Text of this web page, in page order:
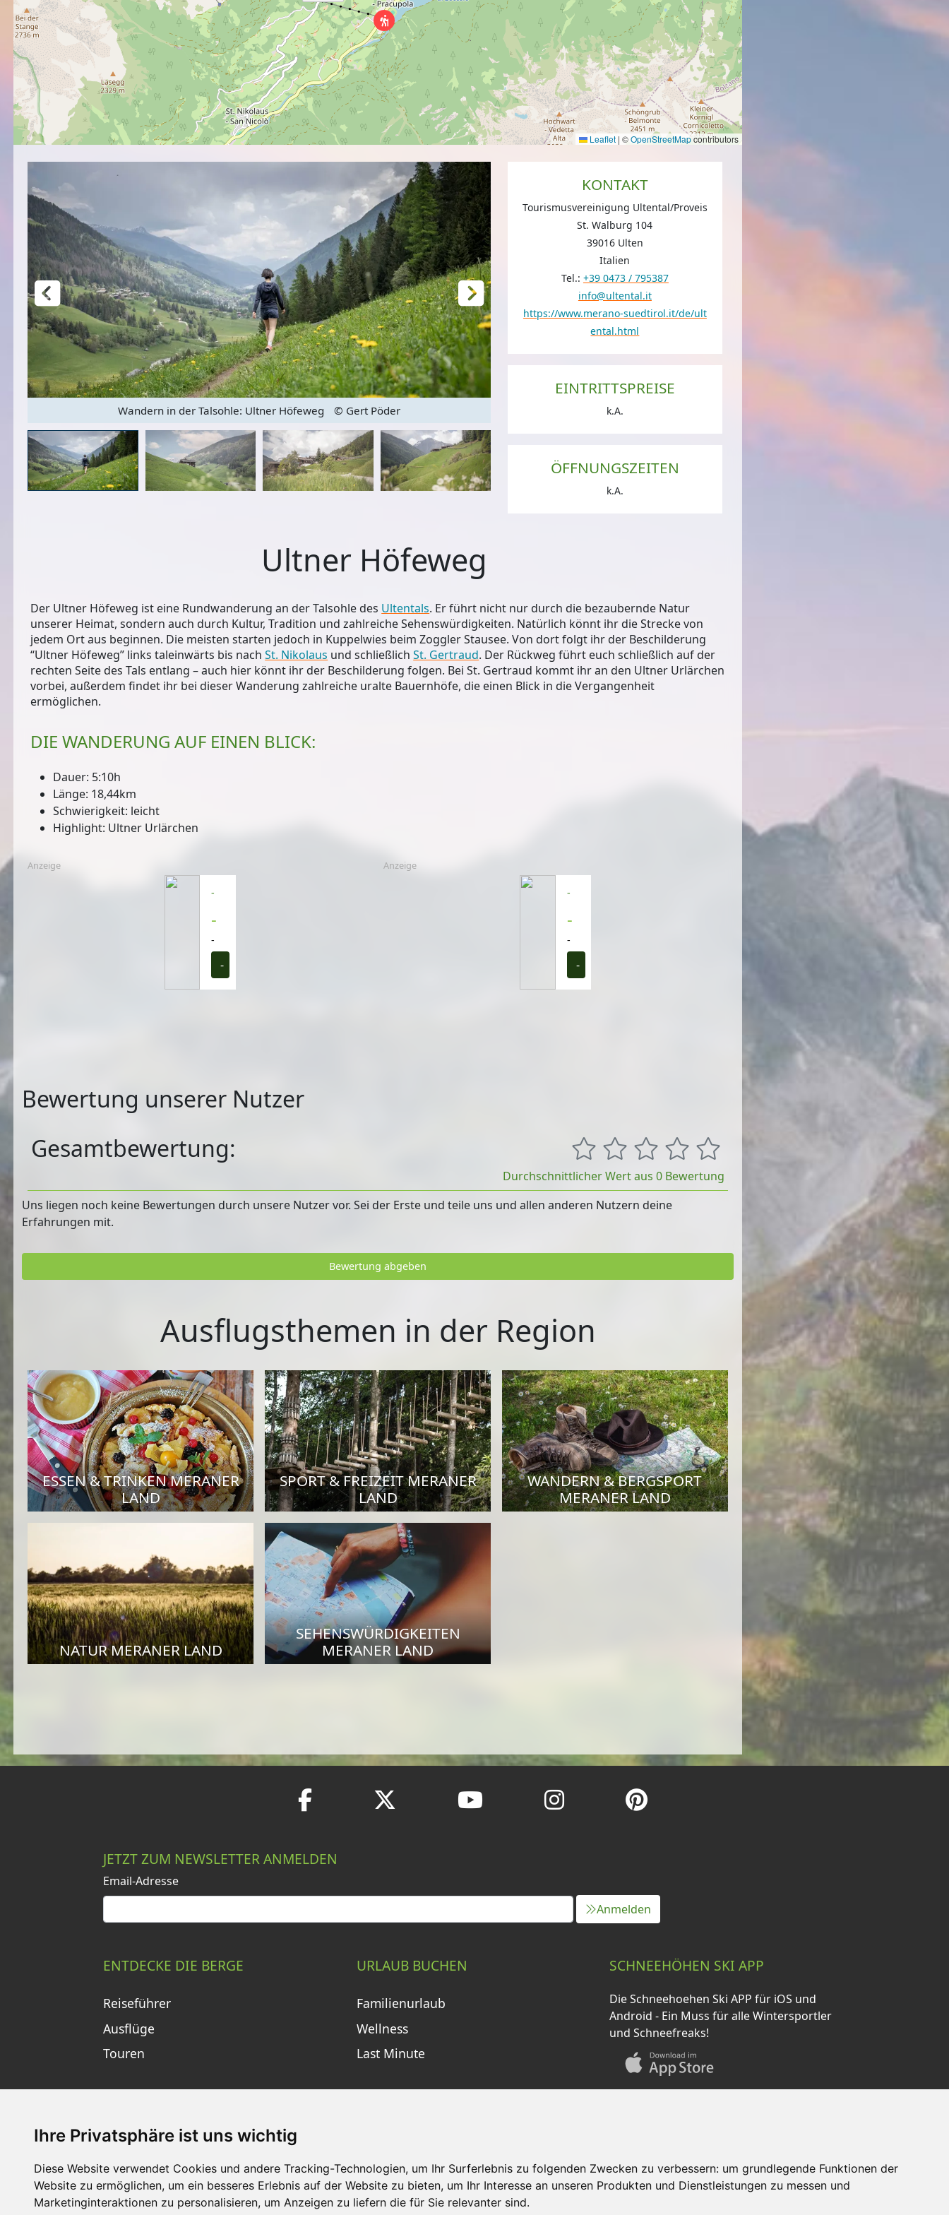
Ihre Privatsphäre ist uns wichtig
Diese Website verwendet Cookies und andere Tracking-Technologien, um Ihr Surferlebnis zu folgenden Zwecken zu verbessern: um grundlegende Funktionen der
Website zu ermöglichen, um ein besseres Erlebnis auf der Website zu bieten, um Ihr Interesse an unseren Produkten und Dienstleistungen zu messen und
Marketinginteraktionen zu personalisieren, um Anzeigen zu liefern die für Sie relevanter sind.
Leaflet | ©OpenStreetMapcontributors
Wandern in der Talsohle: Ultner Höfeweg © Gert Pöder Wandern in der Talsohle: Ultner Höfeweg
KONTAKT
Tourismusvereinigung Ultental/Proveis
St. Walburg 104
39016 Ulten
Italien
Tel.: +39 0473 / 795387
info@ultental.it
https://www.merano-suedtirol.it/de/ult
ental.html
EINTRITTSPREISE
k.A.
ÖFFNUNGSZEITEN
k.A.
Ultner Höfeweg
Der Ultner Höfeweg ist eine Rundwanderung an der Talsohle des Ultentals. Er führt nicht nur durch die bezaubernde Natur
unserer Heimat, sondern auch durch Kultur, Tradition und zahlreiche Sehenswürdigkeiten. Natürlich könnt ihr die Strecke von
jedem Ort aus beginnen. Die meisten starten jedoch in Kuppelwies beim Zoggler Stausee. Von dort folgt ihr der Beschilderung
“Ultner Höfeweg” links taleinwärts bis nachSt. Nikolaus und schließlichSt. Gertraud. Der Rückweg führt euch schließlich auf der
rechten Seite des Tals entlang – auch hier könnt ihr der Beschilderung folgen. Bei St. Gertraud kommt ihr an den Ultner Urlärchen
vorbei, außerdem findet ihr bei dieser Wanderung zahlreiche uralte Bauernhöfe, die einen Blick in die Vergangenheit
ermöglichen.
DIE WANDERUNG AUF EINEN BLICK:
Dauer: 5:10h
Länge: 18,44km
Schwierigkeit: leicht
Highlight: Ultner Urlärchen
Anzeige
-
-
-
-
Anzeige
-
-
-
-
Bewertung unserer Nutzer
Gesamtbewertung:
Durchschnittlicher Wert aus 0 Bewertung
Uns liegen noch keine Bewertungen durch unsere Nutzer vor. Sei der Erste und teile uns und allen anderen Nutzern deine
Erfahrungen mit.
Bewertung abgeben
Ausflugsthemen in der Region
ESSEN & TRINKEN MERANER
LAND
SPORT & FREIZEIT MERANER
LAND
WANDERN & BERGSPORT
MERANER LAND
NATUR MERANER LAND
SEHENSWÜRDIGKEITEN
MERANER LAND
JETZT ZUM NEWSLETTER ANMELDEN
Email-Adresse
Anmelden
ENTDECKE DIE BERGE
Reiseführer
Ausflüge
Touren
URLAUB BUCHEN
Familienurlaub
Wellness
Last Minute
SCHNEEHÖHEN SKI APP
Die Schneehoehen Ski APP für iOS und
Android - Ein Muss für alle Wintersportler
und Schneefreaks!
Impressum Datenschutz Nutzungsbedingungen Kontakt Partner Portale FAQ Newsletter Mediadaten